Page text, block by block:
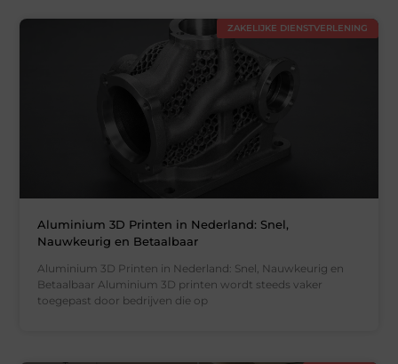
ZAKELIJKE DIENSTVERLENING
Aluminium 3D Printen in Nederland: Snel,
Nauwkeurig en Betaalbaar
Aluminium 3D Printen in Nederland: Snel, Nauwkeurig en
Betaalbaar Aluminium 3D printen wordt steeds vaker
toegepast door bedrijven die op